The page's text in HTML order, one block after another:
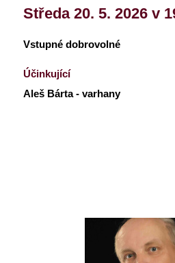
Středa 20. 5. 2026 v
Vstupné dobrovolné
Účinkující
Aleš Bárta - varhany